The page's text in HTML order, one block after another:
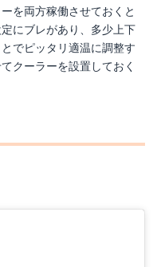
を両方稼働させておくと
にブレがあり、多少上下
でピッタリ適温に調整す
クーラーを設置しておく